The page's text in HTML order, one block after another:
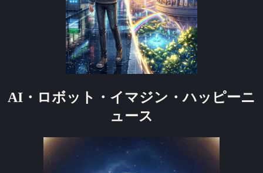
AI・ロボット・イマジン・ハッピーニ
ュース